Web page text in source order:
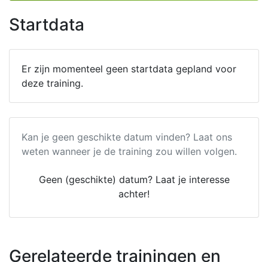
Startdata
Er zijn momenteel geen startdata gepland voor
deze training.
Kan je geen geschikte datum vinden? Laat ons
weten wanneer je de training zou willen volgen.
Geen (geschikte) datum? Laat je interesse
achter!
Gerelateerde trainingen en